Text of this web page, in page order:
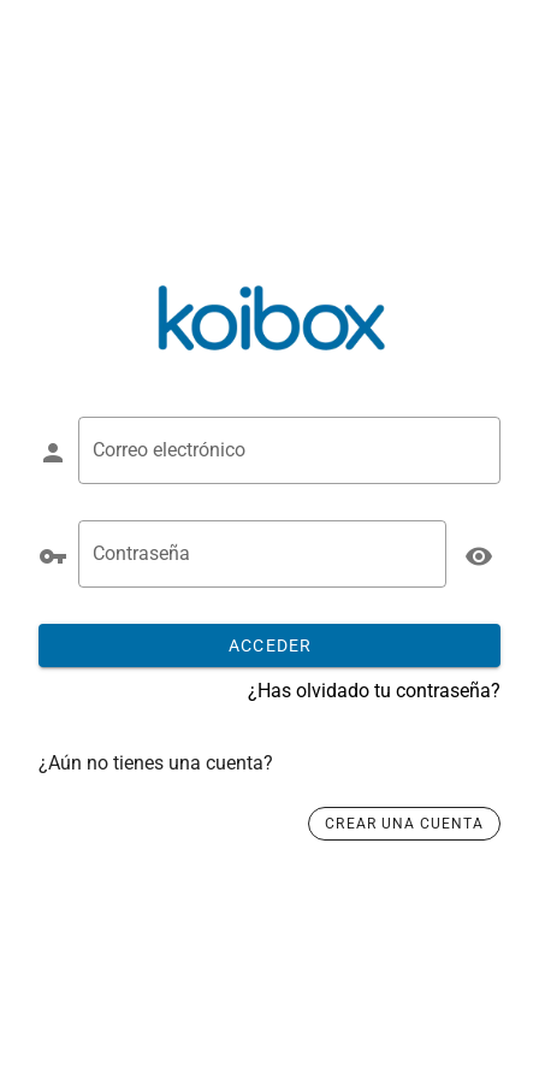
Correo electrónico
Contraseña
ACCEDER
¿Has olvidado tu contraseña?
¿Aún no tienes una cuenta?
CREAR UNA CUENTA